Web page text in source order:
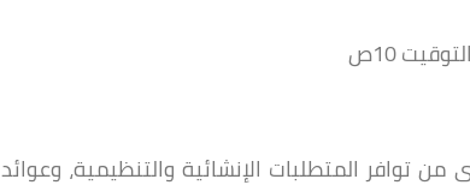
10ص
توافر المتطلبات الإنشائية والتنظيمية، وعوائد